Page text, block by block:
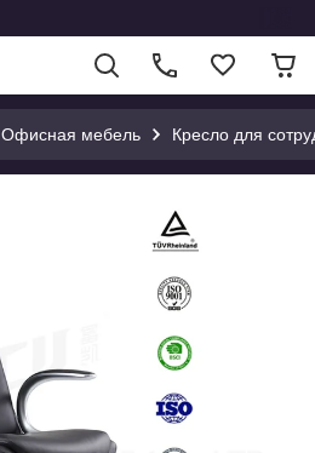
Офисная мебель Кресло для